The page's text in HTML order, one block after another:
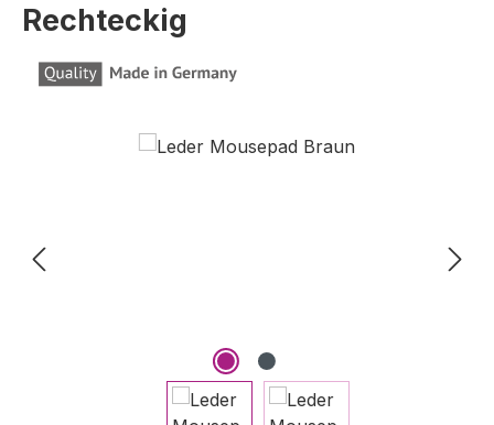
Rechteckig
Bildergalerie überspringen